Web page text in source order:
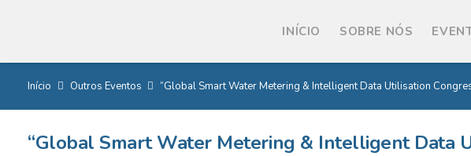
INÍCIO SOBRE NÓS
Início Outros Eventos “Global Smart Water Metering & Intelligent Data Utilisation
“Global Smart Water Metering & Intelligent Data